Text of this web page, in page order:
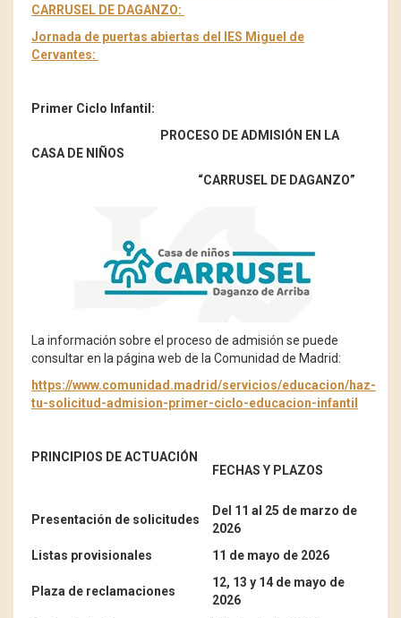
CARRUSEL DE DAGANZO:
Jornada de puertas abiertas del IES Miguel de
Cervantes:
Primer Ciclo Infantil:
PROCESO DE ADMISIÓN EN LA
CASA DE NIÑOS
“CARRUSEL DE DAGANZO”
La información sobre el proceso de admisión se puede
consultar en la página web de la Comunidad de Madrid:
https://www.comunidad.madrid/servicios/educacion/haz-
tu-solicitud-admision-primer-ciclo-educacion-infantil
PRINCIPIOS DE ACTUACIÓN
FECHAS Y PLAZOS
Presentación de solicitudes
Del 11 al 25 de marzo de
2026
Listas provisionales
11 de mayo de 2026
Plaza de reclamaciones
12, 13 y 14 de mayo de
2026